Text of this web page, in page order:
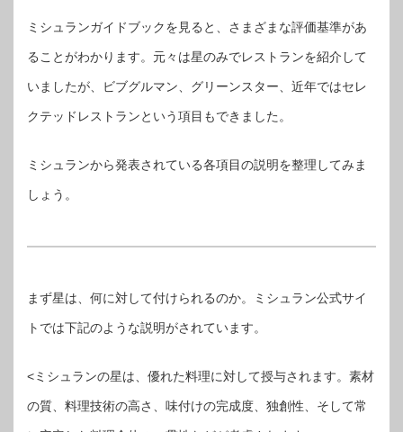
ミシュランガイドブックを見ると、さまざまな評価基準があ
ることがわかります。元々は星のみでレストランを紹介して
いましたが、ビブグルマン、グリーンスター、近年ではセレ
クテッドレストランという項目もできました。
ミシュランから発表されている各項目の説明を整理してみま
しょう。
まず星は、何に対して付けられるのか。ミシュラン公式サイ
トでは下記のような説明がされています。
<ミシュランの星は、優れた料理に対して授与されます。素材
の質、料理技術の高さ、味付けの完成度、独創性、そして常